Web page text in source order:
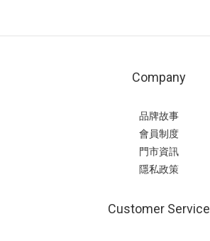
Company
品牌故事
會員制度
門市資訊
隱私政策
Customer Service